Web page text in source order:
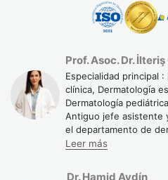
déficit es una de las
cabello. Solicita una
Zinc y vitaminas del grupo
refuerzan la estructura del
fragilidad.
El estrés: el enemigo
El estrés crónico no solo afecta
Prof. Asoc. Dr.
Especialidad principal
clínica, Dermatología
Dermatología
Antiguo jefe asistente
el departamento de
Leer más
Dr. Hamid Aydín